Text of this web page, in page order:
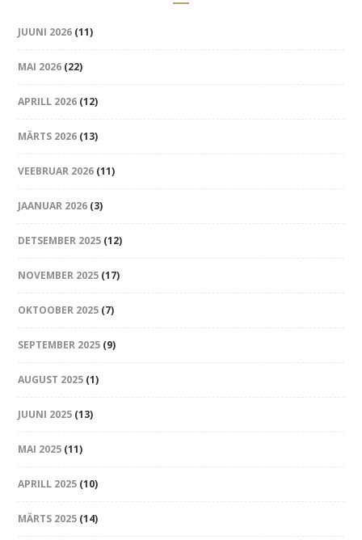
JUUNI 2026 (11)
MAI 2026 (22)
APRILL 2026 (12)
MÄRTS 2026 (13)
VEEBRUAR 2026 (11)
JAANUAR 2026 (3)
DETSEMBER 2025 (12)
NOVEMBER 2025 (17)
OKTOOBER 2025 (7)
SEPTEMBER 2025 (9)
AUGUST 2025 (1)
JUUNI 2025 (13)
MAI 2025 (11)
APRILL 2025 (10)
MÄRTS 2025 (14)